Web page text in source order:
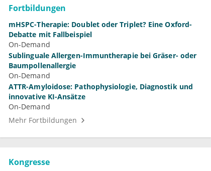
Fortbildungen
mHSPC-Therapie: Doublet oder Triplet? Eine Oxford-
Debatte mit Fallbeispiel
On-Demand
Sublinguale Allergen-Immuntherapie bei Gräser- oder
Baumpollenallergie
On-Demand
ATTR-Amyloidose: Pathophysiologie, Diagnostik und
innovative KI-Ansätze
On-Demand
Mehr Fortbildungen
Kongresse